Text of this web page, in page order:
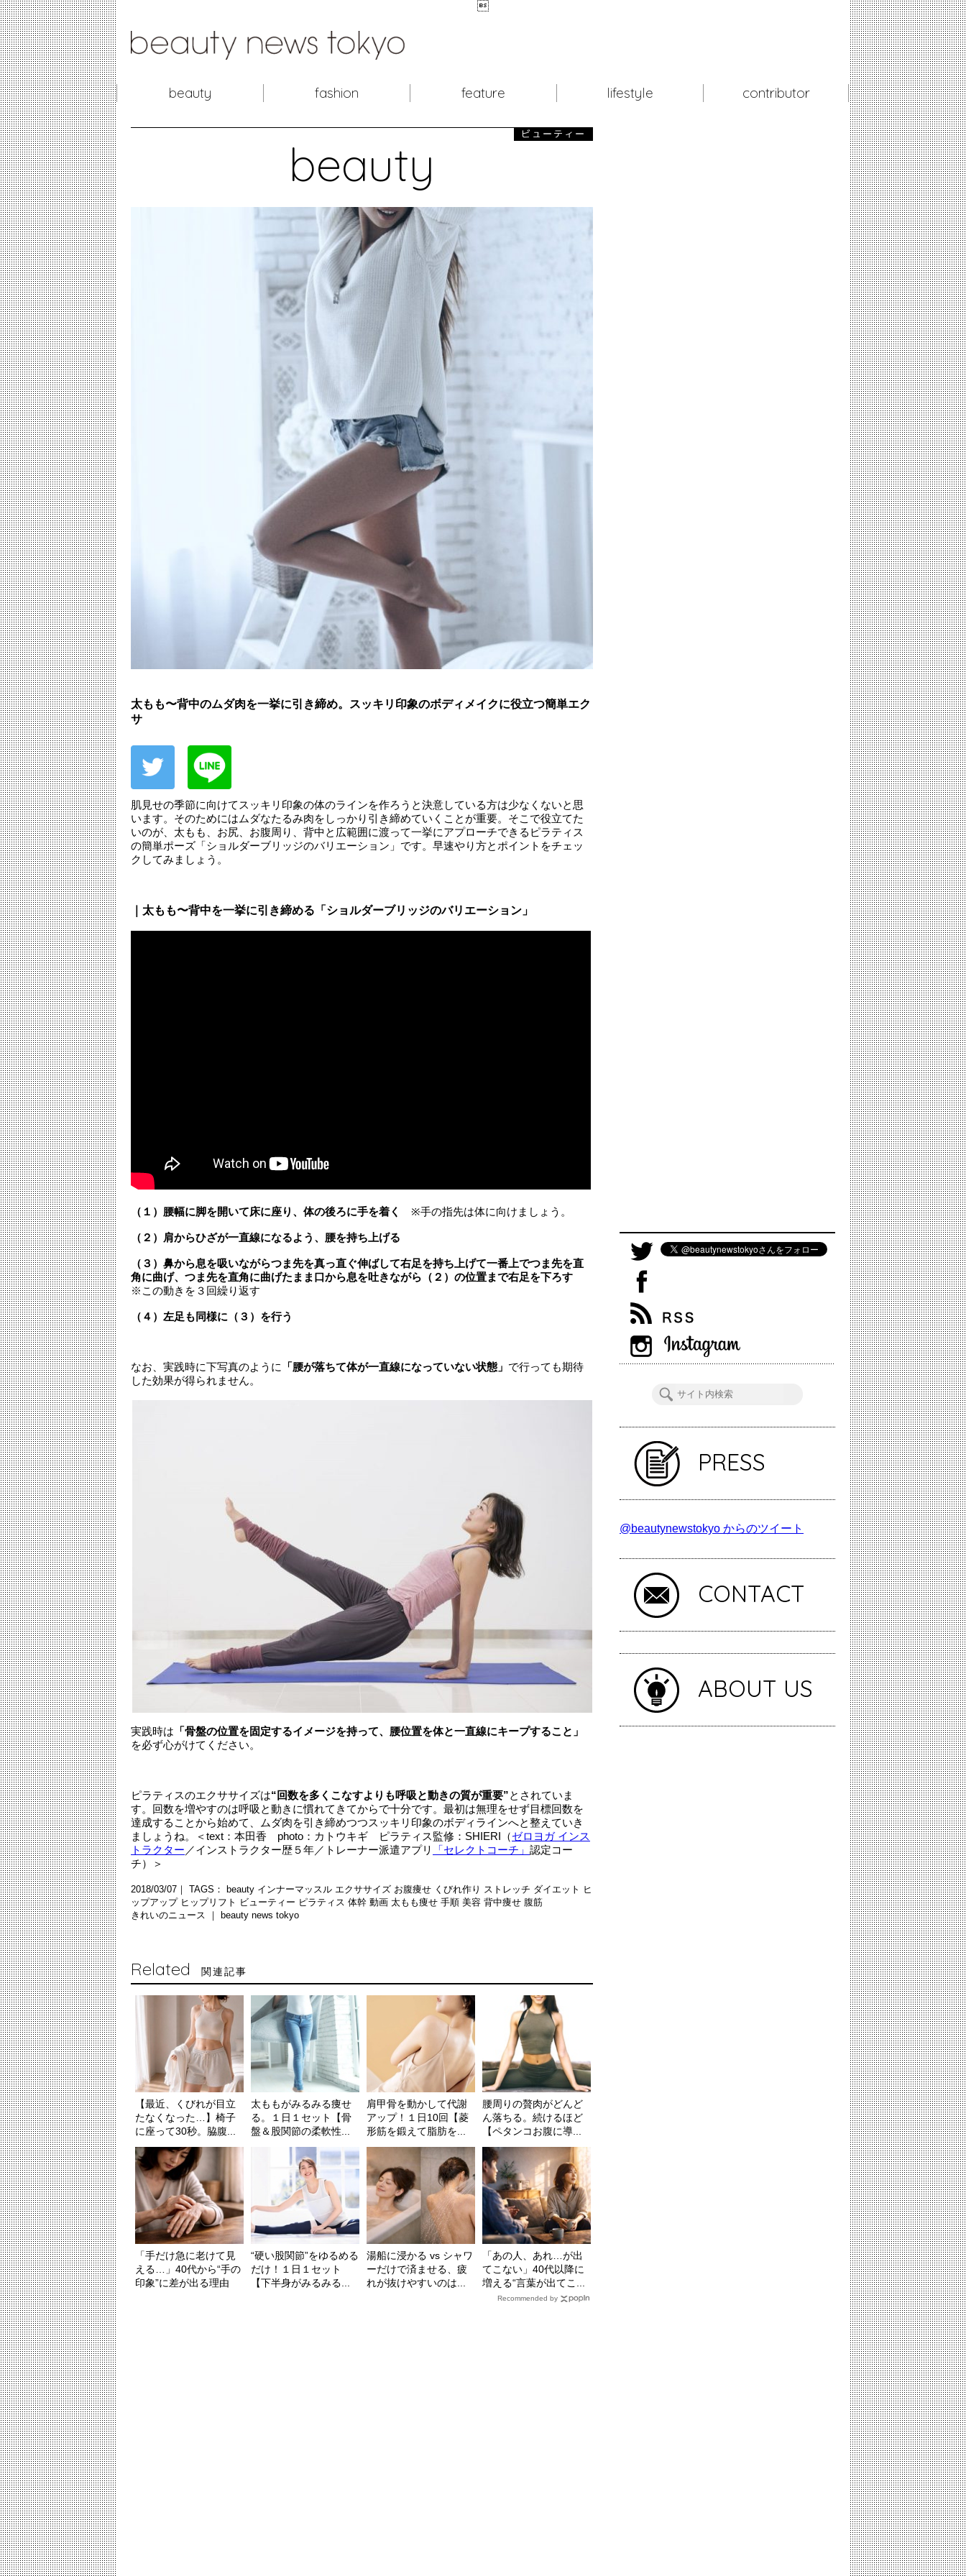

beauty fashion feature lifestyle contributor
beauty
ビューティー
太もも〜背中のムダ肉を一挙に引き締め。スッキリ印象のボディメイクに役立つ簡単エク
サ
肌見せの季節に向けてスッキリ印象の体のラインを作ろうと決意している方は少なくないと思
います。そのためにはムダなたるみ肉をしっかり引き締めていくことが重要。そこで役立てた
いのが、太もも、お尻、お腹周り、背中と広範囲に渡って一挙にアプローチできるピラティス
の簡単ポーズ「ショルダーブリッジのバリエーション」です。早速やり方とポイントをチェッ
クしてみましょう。
｜太もも〜背中を一挙に引き締める「ショルダーブリッジのバリエーション」
（１）腰幅に脚を開いて床に座り、体の後ろに手を着く ※手の指先は体に向けましょう。
（２）肩からひざが一直線になるよう、腰を持ち上げる
（３）鼻から息を吸いながらつま先を真っ直ぐ伸ばして右足を持ち上げて一番上でつま先を直
角に曲げ、つま先を直角に曲げたまま口から息を吐きながら（２）の位置まで右足を下ろす
※この動きを３回繰り返す
（４）左足も同様に（３）を行う
なお、実践時に下写真のように 「腰が落ちて体が一直線になっていない状態」 で行っても期待
した効果が得られません。
実践時は 「骨盤の位置を固定するイメージを持って、腰位置を体と一直線にキープすること」
を必ず心がけてください。
ピラティスのエクササイズは“回数を多くこなすよりも呼吸と動きの質が重要”とされていま
す。回数を増やすのは呼吸と動きに慣れてきてからで十分です。最初は無理をせず目標回数を
達成することから始めて、ムダ肉を引き締めつつスッキリ印象のボディラインへと整えていき
ましょうね。＜text：本田香 photo：カトウキギ ピラティス監修：SHIERI（ゼロヨガ インス
トラクター ／インストラクター歴５年／トレーナー派遣アプリ 「セレクトコーチ」 認定コー
チ）＞
2018/03/07｜ TAGS： beauty インナーマッスル エクササイズ お腹痩せ くびれ作り ストレッチ ダイエット ヒ
ップアップ ヒップリフト ビューティー ピラティス 体幹 動画 太もも痩せ 手順 美容 背中痩せ 腹筋
きれいのニュース ｜
beauty news tokyo
Related 関連記事
【最近、くびれが目立
たなくなった…】椅子
に座って30秒。脇腹...
太ももがみるみる痩せ
る。１日１セット【骨
盤＆股関節の柔軟性...
肩甲骨を動かして代謝
アップ！１日10回【菱
形筋を鍛えて脂肪を...
腰周りの贅肉がどんど
ん落ちる。続けるほど
【ペタンコお腹に導...
「手だけ急に老けて見
える…」40代から“手の
印象”に差が出る理由
“硬い股関節”をゆるめる
だけ！１日１セット
【下半身がみるみる...
湯船に浸かる vs シャワ
ーだけで済ませる、疲
れが抜けやすいのは...
「あの人、あれ…が出
てこない」40代以降に
増える“言葉が出てこ...
Recommended by
PRESS
@beautynewstokyo からのツイート
CONTACT
ABOUT US